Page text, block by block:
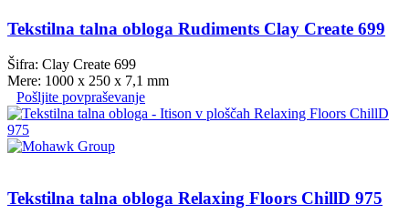
Tekstilna talna obloga Rudiments Clay Create 699
Šifra: Clay Create 699
Mere: 1000 x 250 x 7,1 mm
Pošljite povpraševanje
Tekstilna talna obloga Relaxing Floors ChillD 975